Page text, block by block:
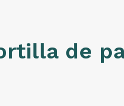
de